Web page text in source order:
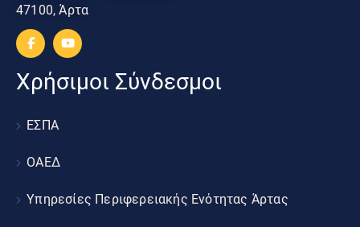
47100, Άρτα
Χρήσιμοι Σύνδεσμοι
ΕΣΠΑ
ΟΑΕΔ
Υπηρεσίες Περιφερειακής Ενότητας Άρτας